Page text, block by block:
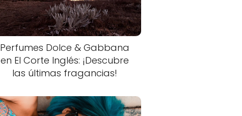
Perfumes Dolce & Gabbana
en El Corte Inglés: ¡Descubre
las últimas fragancias!